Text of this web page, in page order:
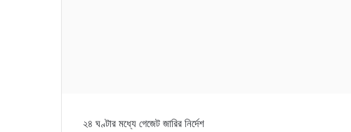
২৪ ঘণ্টার মধ্যে গেজেট জারির নির্দেশ